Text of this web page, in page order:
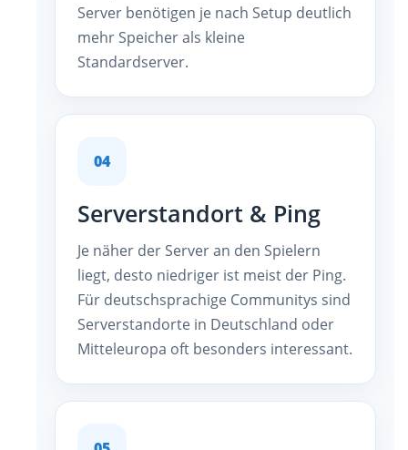
Server benötigen je nach Setup deutlich
mehr Speicher als kleine
Standardserver.
04
Serverstandort & Ping
Je näher der Server an den Spielern
liegt, desto niedriger ist meist der Ping.
Für deutschsprachige Communitys sind
Serverstandorte in Deutschland oder
Mitteleuropa oft besonders interessant.